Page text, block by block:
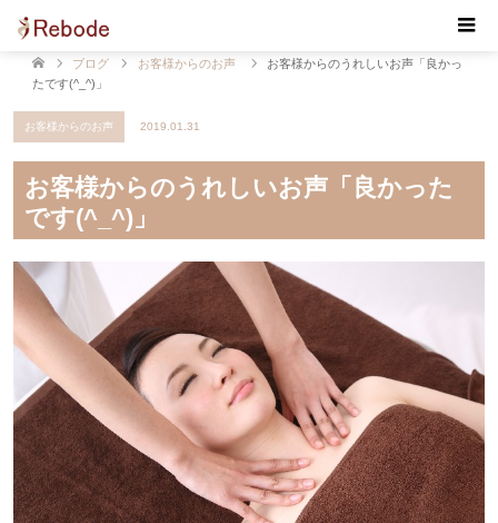
【Rebode・リボデ】マッサージ・リンパマッサージ・
もみほぐし 佐賀 小城
ブログ お客様からのお声
お客様からのうれしいお声「良かっ
たです(^_^)」
お客様からのお声 2019.01.31
お客様からのうれしいお声「良かった
です(^_^)」